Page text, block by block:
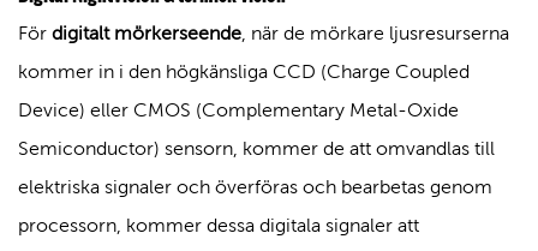
För digitalt mörkerseende , när de mörkare ljusresurserna
kommer in i den högkänsliga CCD (Charge Coupled
Device) eller CMOS (Complementary Metal-Oxide
Semiconductor) sensorn, kommer de att omvandlas till
elektriska signaler och överföras och bearbetas genom
processorn, kommer dessa digitala signaler att